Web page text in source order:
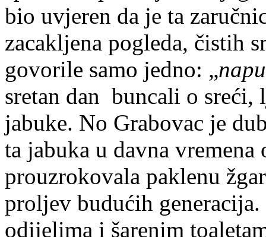
bio uvjeren da je ta
zacakljena pogleda, čistih
govorile samo jedno: „
sretan dan buncali o
jabuke. No Grabovac je
ta jabuka u davna
prouzrokovala paklenu
proljev budućih
odijelima i šarenim